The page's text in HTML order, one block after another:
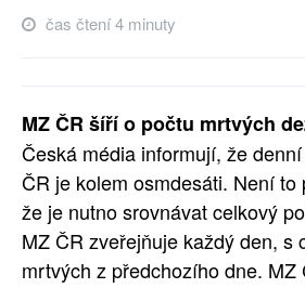
AUTOŘI
SOCIÁLNÍ SÍTĚ
RUBRIKY
PLNÁ VERZE STRÁNEK
čas čtení 4 minuty
MZ ČR šíří o počtu mrtvých
Česká média informují, že
ČR je kolem osmdesáti. Není to
že je nutno srovnávat celkový
MZ ČR zveřejňuje každý den, s
mrtvých z předchozího dne. MZ